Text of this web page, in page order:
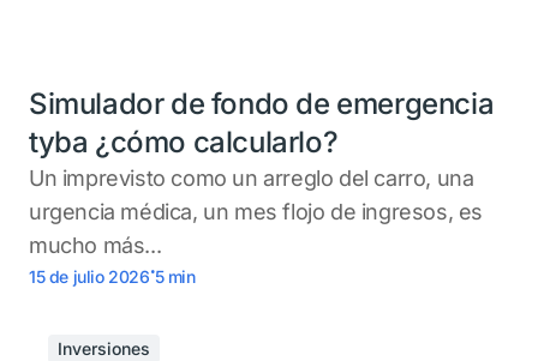
Simulador de fondo de emergencia
tyba ¿cómo calcularlo?
Un imprevisto como un arreglo del carro, una
urgencia médica, un mes flojo de ingresos, es
mucho más...
15 de julio 2026.5 min
Inversiones